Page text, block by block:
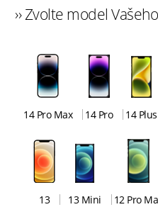
›› Zvolte model
14 Pro Max 14 Pro 14 Plus
13 13 Mini 12 Pro